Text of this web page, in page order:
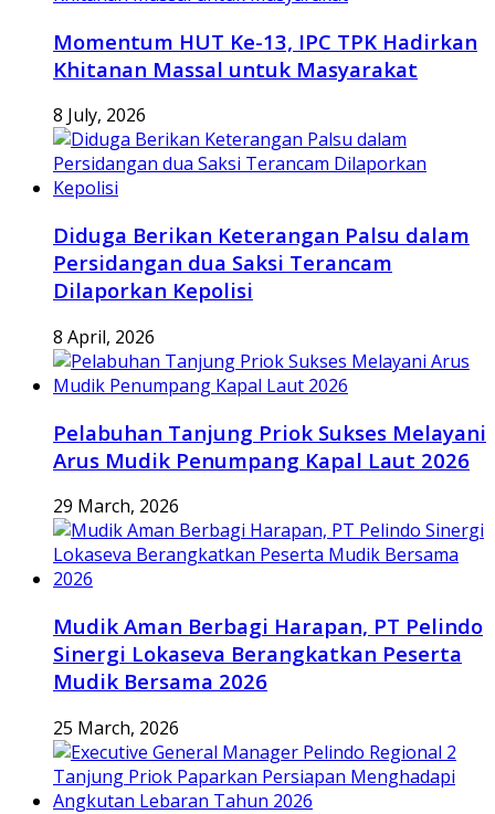
Momentum HUT Ke-13, IPC TPK Hadirkan
Khitanan Massal untuk Masyarakat
8 July, 2026
Diduga Berikan Keterangan Palsu dalam
Persidangan dua Saksi Terancam
Dilaporkan Kepolisi
8 April, 2026
Pelabuhan Tanjung Priok Sukses Melayani
Arus Mudik Penumpang Kapal Laut 2026
29 March, 2026
Mudik Aman Berbagi Harapan, PT Pelindo
Sinergi Lokaseva Berangkatkan Peserta
Mudik Bersama 2026
25 March, 2026